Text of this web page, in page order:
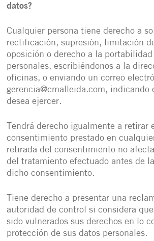
datos?
Cualquier persona tiene derecho a
rectificación, supresión, limitación
oposición o derecho a la
personales, escribiéndonos a la
oficinas, o enviando un correo
gerencia@cmalleida.com, indicando
desea ejercer.
Tendrá derecho igualmente a retirar
consentimiento prestado en
retirada del consentimiento no
del tratamiento efectuado antes de
dicho consentimiento.
Tiene derecho a presentar una
autoridad de control si considera
sido vulnerados sus derechos en lo
protección de sus datos personales.